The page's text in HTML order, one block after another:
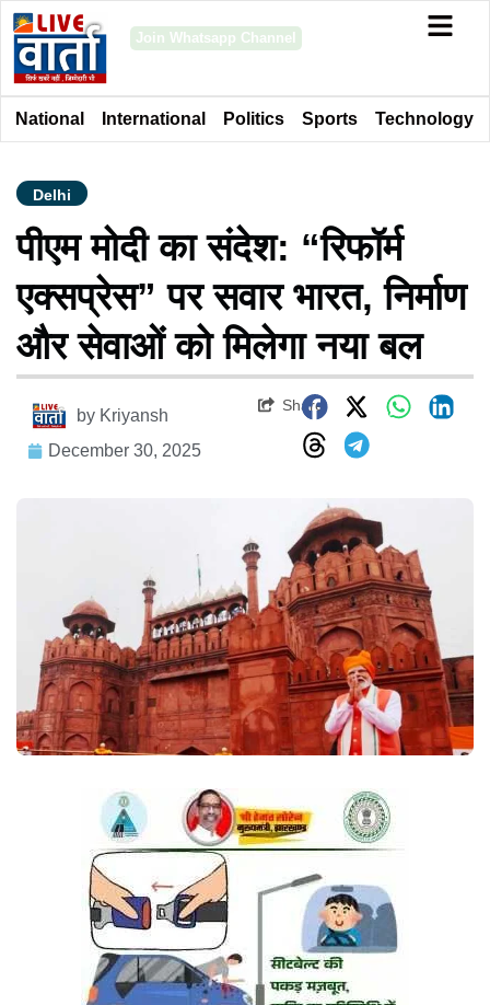
Join Whatsapp Channel
National International Politics Sports Technology
Delhi
पीएम मोदी का संदेश: “रिफॉर्म
एक्सप्रेस” पर सवार भारत, निर्माण
और सेवाओं को मिलेगा नया बल
by Kriyansh
December 30, 2025
Share